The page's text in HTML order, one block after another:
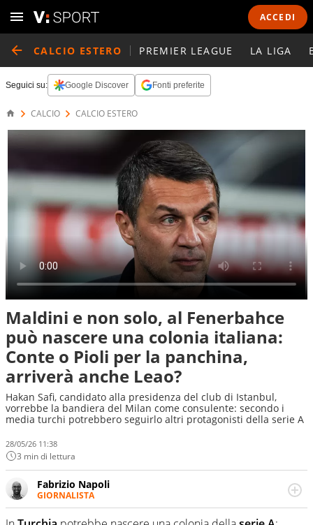
ACCEDI
CALCIO ESTERO PREMIER LEAGUE LA LIGA
Seguici su: Google Discover Fonti preferite
CALCIO CALCIO ESTERO
Maldini e non solo, al Fenerbahce
può nascere una colonia italiana:
Conte o Pioli per la panchina,
arriverà anche Leao?
Hakan Safi, candidato alla presidenza del club di Istanbul,
vorrebbe la bandiera del Milan come consulente: secondo i
media turchi potrebbero seguirlo altri protagonisti della serie A
28/05/26 11:38
3 min di lettura
Fabrizio Napoli
GIORNALISTA
Giornalista professionista, per Virgilio Sport segue anche
il calcio ma è con la pallanuoto che esalta competenze e